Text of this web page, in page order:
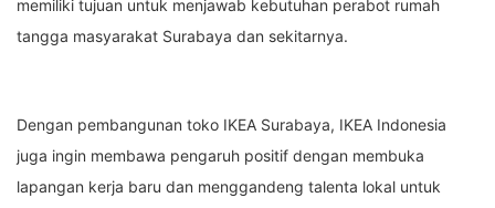
memiliki tujuan untuk menjawab kebutuhan perabot rumah
tangga masyarakat Surabaya dan sekitarnya.
Dengan pembangunan toko IKEA Surabaya, IKEA Indonesia
juga ingin membawa pengaruh positif dengan membuka
lapangan kerja baru dan menggandeng talenta lokal untuk